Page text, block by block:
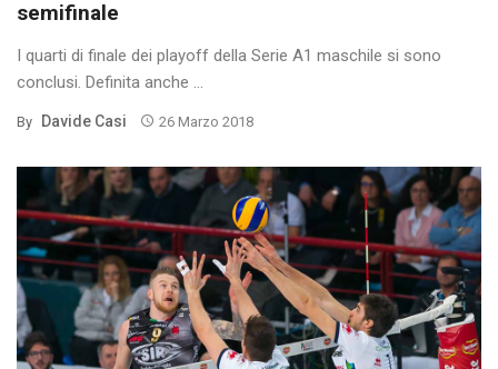
semifinale
I quarti di finale dei playoff della Serie A1 maschile si sono
conclusi. Definita anche ...
By Davide Casi 26 Marzo 2018